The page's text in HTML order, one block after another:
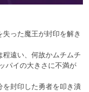
った魔王が封印を解き
程遠い、何故かムチムチ
パイの大きさに不満が
を封印した勇者を叩き潰